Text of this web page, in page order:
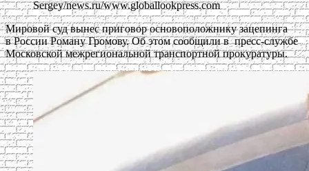
Sergey/news.ru/www.globallookpress.com
Мировой суд вынес приговор основоположнику зацепинга
в России Роману Громову. Об этом сообщили в пресс-службе
Московской межрегиональной транспортной прокуратуры.